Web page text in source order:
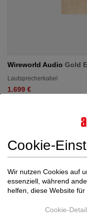
Wireworld Audio Gold
Lautsprecherkabel
1.699 €
Cookie-
Wir nutzen Cookies auf
essenziell, während
helfen, diese Website
Cookie-